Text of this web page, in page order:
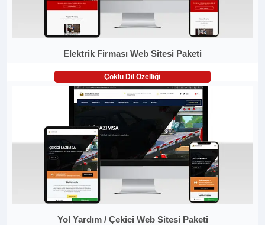
Elektrik Firması Web Sitesi Paketi
Çoklu Dil Özelliği
Yol Yardım / Çekici Web Sitesi Paketi